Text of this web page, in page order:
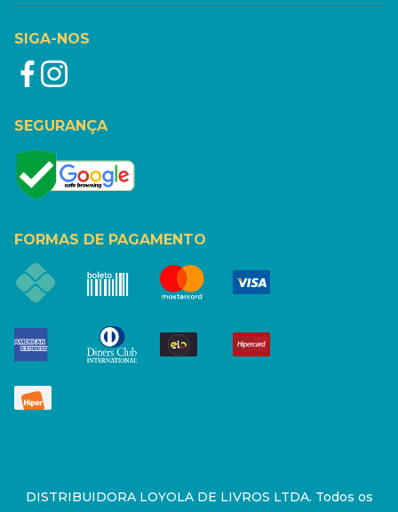
SIGA-NOS
SEGURANÇA
FORMAS DE PAGAMENTO
DISTRIBUIDORA LOYOLA DE LIVROS LTDA. Todos os